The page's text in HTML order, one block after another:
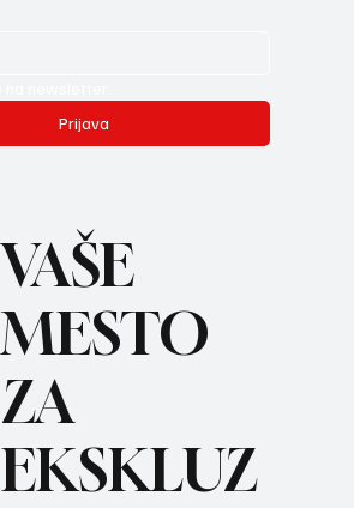
Prijava
REC
VAŠE
MESTO
ZA
EKSKLUZ